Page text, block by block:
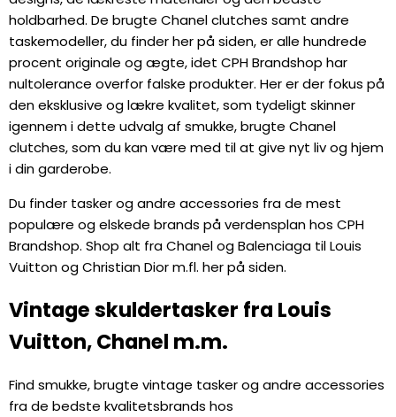
holdbarhed. De brugte Chanel clutches samt andre
taskemodeller, du finder her på siden, er alle hundrede
procent originale og ægte, idet CPH Brandshop har
nultolerance overfor falske produkter. Her er der fokus på
den eksklusive og lækre kvalitet, som tydeligt skinner
igennem i dette udvalg af smukke, brugte Chanel
clutches, som du kan være med til at give nyt liv og hjem
i din garderobe.
Du finder tasker og andre accessories fra de mest
populære og elskede brands på verdensplan hos CPH
Brandshop. Shop alt fra Chanel og Balenciaga til Louis
Vuitton og Christian Dior m.fl. her på siden.
Vintage skuldertasker fra Louis
Vuitton, Chanel m.m.
Find smukke, brugte vintage tasker og andre accessories
fra de bedste kvalitetsbrands hos